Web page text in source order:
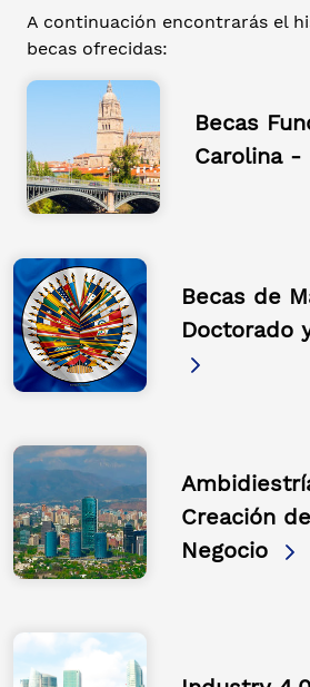
A continuación encontrarás el
becas ofrecidas:
Becas
Carolina -
Becas de
Doctorado
Creación
Negocio